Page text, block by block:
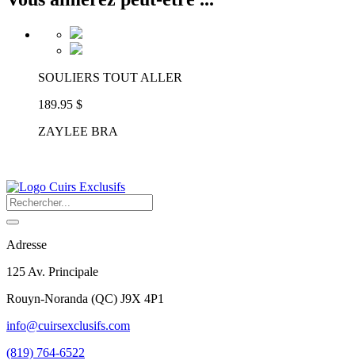
SOULIERS TOUT ALLER
189.95 $
ZAYLEE BRA
Adresse
125 Av. Principale
Rouyn-Noranda (QC) J9X 4P1
info@cuirsexclusifs.com
(819) 764-6522